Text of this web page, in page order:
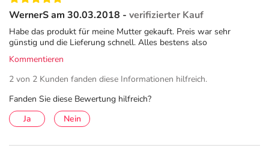
WernerS am 30.03.2018 - verifizierter Kauf
Habe das produkt für meine Mutter gekauft. Preis war sehr
günstig und die Lieferung schnell. Alles bestens also
Kommentieren
2 von 2 Kunden fanden diese Informationen hilfreich.
Fanden Sie diese Bewertung hilfreich?
Ja
Nein